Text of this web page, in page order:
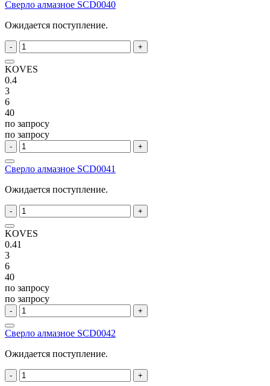
Сверло алмазное SCD0040
Ожидается поступление.
- +
KOVES
0.4
3
6
40
по запросу
по запросу
- +
Сверло алмазное SCD0041
Ожидается поступление.
- +
KOVES
0.41
3
6
40
по запросу
по запросу
- +
Сверло алмазное SCD0042
Ожидается поступление.
- +